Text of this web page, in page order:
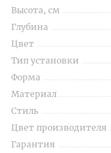
Высота, см
Глубина
Цвет
Тип установки
Форма
Материал
Стиль
Цвет производителя
Гарантия